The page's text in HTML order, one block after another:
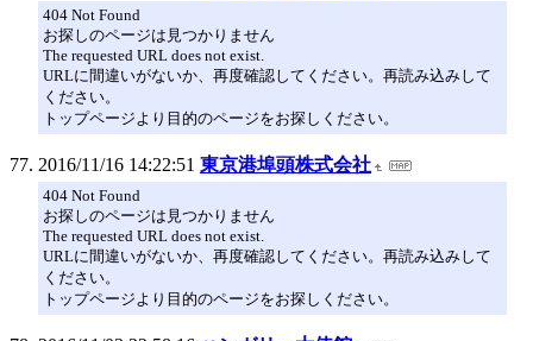
404 Not Found
お探しのページは見つかりません
The requested URL does not exist.
URLに間違いがないか、再度確認してください。再読み込みして
ください。
トップページより目的のページをお探しください。
2016/11/16 14:22:51 東京港埠頭株式会社
404 Not Found
お探しのページは見つかりません
The requested URL does not exist.
URLに間違いがないか、再度確認してください。再読み込みして
ください。
トップページより目的のページをお探しください。